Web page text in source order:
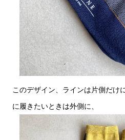
このデザイン、ラインは片側だけ
に履きたいときは外側に、